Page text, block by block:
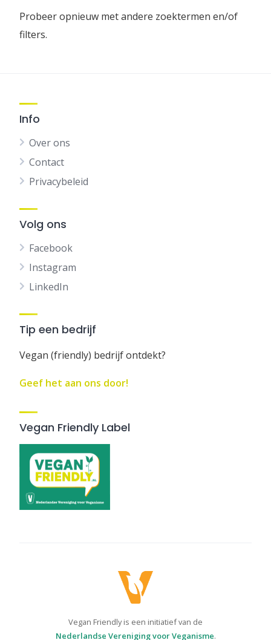
Probeer opnieuw met andere zoektermen en/of
filters.
Info
Over ons
Contact
Privacybeleid
Volg ons
Facebook
Instagram
LinkedIn
Tip een bedrijf
Vegan (friendly) bedrijf ontdekt?
Geef het aan ons door!
Vegan Friendly Label
Vegan Friendly is een initiatief van de
Nederlandse Vereniging voor Veganisme.